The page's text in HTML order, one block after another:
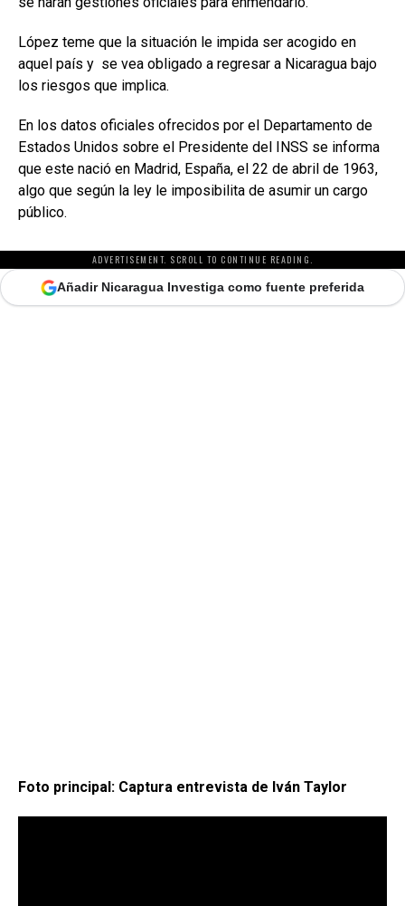
López teme que la situación le impida ser acogido en
aquel país y se vea obligado a regresar a Nicaragua bajo
los riesgos que implica.
En los datos oficiales ofrecidos por el Departamento de
Estados Unidos sobre el Presidente del INSS se informa
que este nació en Madrid, España, el 22 de abril de 1963,
algo que según la ley le imposibilita de asumir un cargo
público.
ADVERTISEMENT. SCROLL TO CONTINUE READING.
Añadir Nicaragua Investiga como fuente preferida
Foto principal: Captura entrevista de Iván Taylor